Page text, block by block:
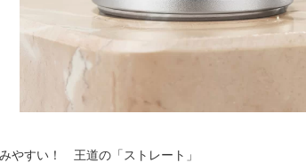
やすい！ 王道の「ストレート」